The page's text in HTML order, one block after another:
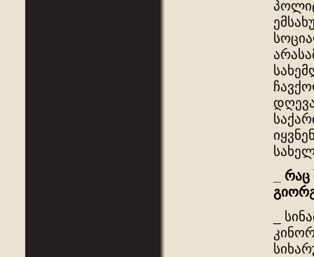
რაც
_